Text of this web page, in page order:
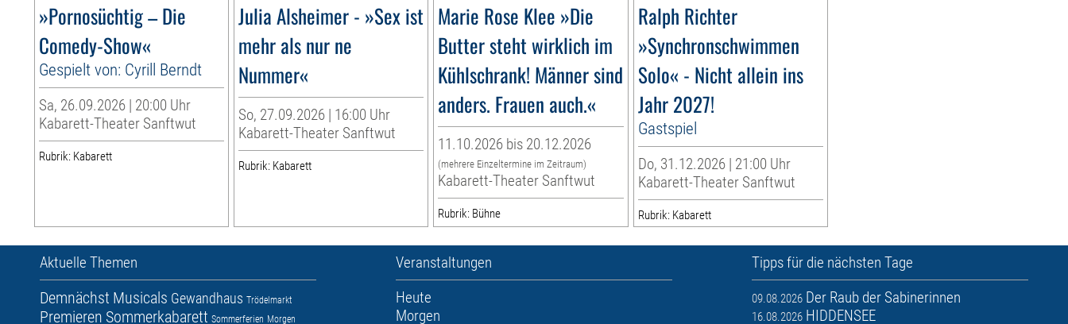
»Pornosüchtig – Die
Comedy-Show«
Gespielt von: Cyrill Berndt
Sa, 26.09.2026 | 20:00 Uhr
Kabarett-Theater Sanftwut
Rubrik: Kabarett
Julia Alsheimer - »Sex ist
mehr als nur ne
Nummer«
So, 27.09.2026 | 16:00 Uhr
Kabarett-Theater Sanftwut
Rubrik: Kabarett
Marie Rose Klee »Die
Butter steht wirklich im
Kühlschrank! Männer sind
anders. Frauen auch.«
11.10.2026 bis 20.12.2026
(mehrere Einzeltermine im Zeitraum)
Kabarett-Theater Sanftwut
Rubrik: Bühne
Ralph Richter
»Synchronschwimmen
Solo« - Nicht allein ins
Jahr 2027!
Gastspiel
Do, 31.12.2026 | 21:00 Uhr
Kabarett-Theater Sanftwut
Rubrik: Kabarett
Aktuelle Themen
Demnächst Musicals Gewandhaus Trödelmarkt
Premieren Sommerkabarett Sommerferien Morgen
Veranstaltungen
Heute
Morgen
Tipps für die nächsten Tage
09.08.2026 Der Raub der Sabinerinnen
16.08.2026 HIDDENSEE